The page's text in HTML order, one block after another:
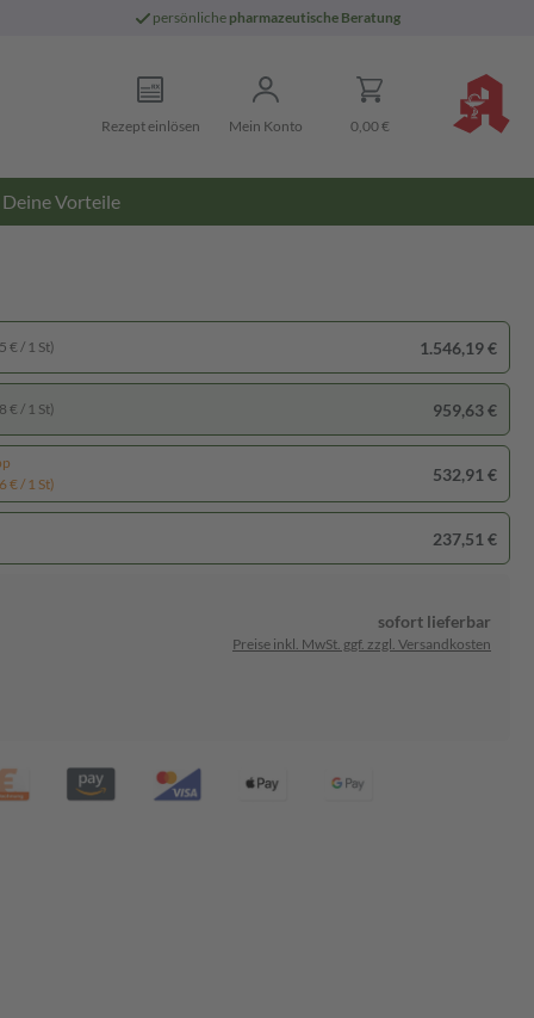
persönliche pharmazeutische Beratung
Rezept einlösen Mein Konto 0,00 €
Deine Vorteile
€ / 1 St) 1.546,19 €
€ / 1 St) 959,63 €
€ / 1 St)
532,91 €
237,51 €
sofort lieferbar
Preise inkl. MwSt. ggf. zzgl. Versandkosten